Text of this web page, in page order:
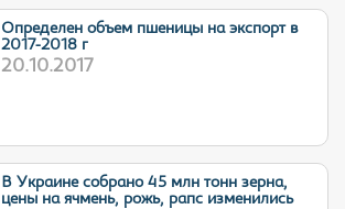
Определен объем пшеницы на экспорт в
2017-2018 г
20.10.2017
В Украине собрано 45 млн тонн зерна,
цены на ячмень, рожь, рапс изменились